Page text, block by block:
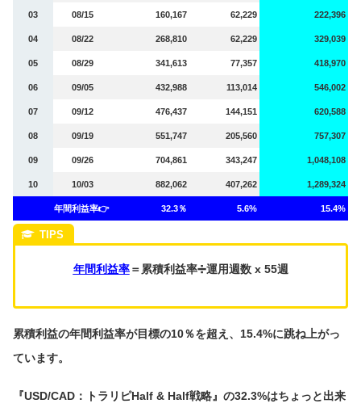
03 08/15 160,167 62,229 222,396
04 08/22 268,810 62,229 329,039
05 08/29 341,613 77,357 418,970
06 09/05 432,988 113,014 546,002
07 09/12 476,437 144,151 620,588
08 09/19 551,747 205,560 757,307
09 09/26 704,861 343,247 1,048,108
10 10/03 882,062 407,262 1,289,324
年間利益率👉 32.3％ 5.6% 15.4%
年間利益率＝累積利益率➗運用週数 x 55週
累積利益の年間利益率が目標の10％を超え、15.4%に跳ね上がっ
ています。
『USD/CAD：トラリピHalf & Half戦略』の32.3%はちょっと出来